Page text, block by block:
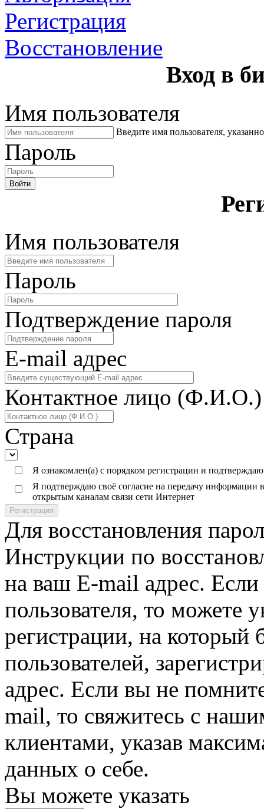
Регистрация
Восстановление
Вход в
Имя пользователя
Введите имя пользователя,
Пароль
Войти
Имя пользователя
Пароль
Подтверждение пароля
E-mail адреc
Контактное лицо (Ф.И.О.)
Страна
Я ознакомлен(а) с порядком регистрации и
Я подтверждаю своё согласие на передачу
открытым каналам связи сети Интернет
Регистрация
Для восстановления
Инструкции по
на ваш E-mail адрес.
пользователя, то можете
регистрации, на который
пользователей,
адрес. Если вы не
mail, то свяжитесь с
клиентами, указав
данных о себе.
Вы можете указать